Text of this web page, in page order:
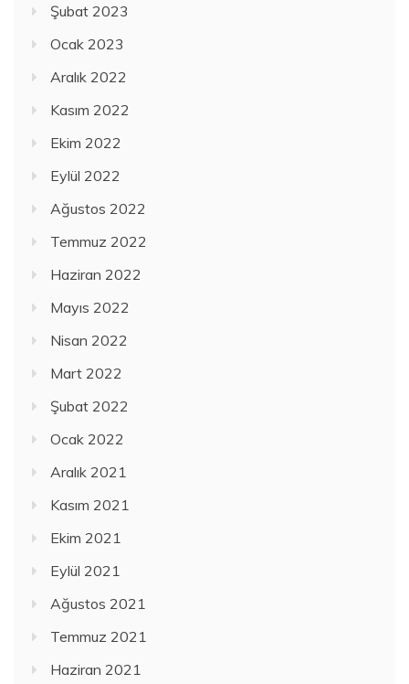
Şubat 2023
Ocak 2023
Aralık 2022
Kasım 2022
Ekim 2022
Eylül 2022
Ağustos 2022
Temmuz 2022
Haziran 2022
Mayıs 2022
Nisan 2022
Mart 2022
Şubat 2022
Ocak 2022
Aralık 2021
Kasım 2021
Ekim 2021
Eylül 2021
Ağustos 2021
Temmuz 2021
Haziran 2021